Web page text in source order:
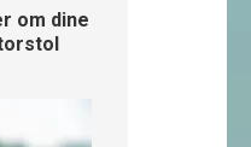
om dine